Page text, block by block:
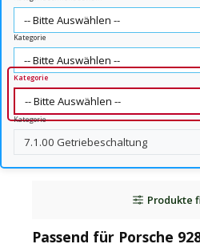
Kategorie
Kategorie
Kategorie
Produkte
Passend für Porsche